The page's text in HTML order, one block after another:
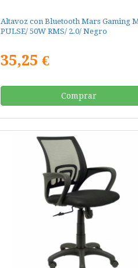
Altavoz con Bluetooth Mars Gaming
PULSE/ 50W RMS/ 2.0/ Negro
35,25 €
Comprar